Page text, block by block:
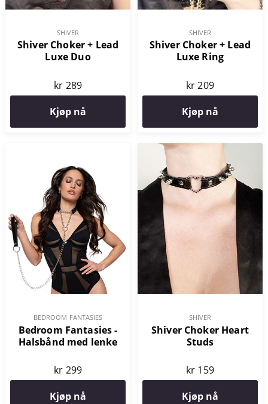
SHIVER
Shiver Choker + Lead
Luxe Duo
kr 289
Kjøp nå
SHIVER
Shiver Choker + Lead
Luxe Ring
kr 209
Kjøp nå
BEDROOM FANTASIES
Bedroom Fantasies -
Halsbånd med lenke
kr 299
Kjøp nå
SHIVER
Shiver Choker Heart
Studs
kr 159
Kjøp nå